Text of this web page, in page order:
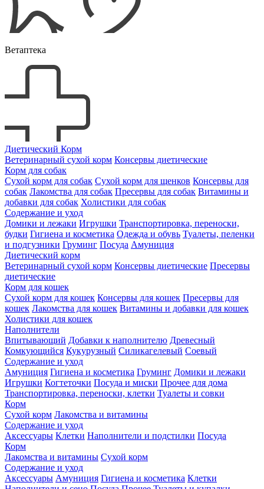
Ветаптека
Диетический Корм
Ветеринарный сухой корм Консервы диетические
Корм для собак
Сухой корм для собак Сухой корм для щенков Консервы для
собак Лакомства для собак Пресервы для собак Витамины и
добавки для собак Холистики для собак
Содержание и уход
Домики и лежаки Игрушки Транспортировка, переноски,
будки Гигиена и косметика Одежда и обувь Туалеты, пеленки
и подгузники Груминг Посуда Амуниция
Диетический корм
Ветеринарный сухой корм Консервы диетические Пресервы
диетические
Корм для кошек
Сухой корм для кошек Консервы для кошек Пресервы для
кошек Лакомства для кошек Витамины и добавки для кошек
Холистики для кошек
Наполнители
Впитывающий Добавки к наполнителю Древесный
Комкующийся Кукурузный Силикагелевый Соевый
Содержание и уход
Амуниция Гигиена и косметика Груминг Домики и лежаки
Игрушки Когтеточки Посуда и миски Прочее для дома
Транспортировка, переноски, клетки Туалеты и совки
Корм
Сухой корм Лакомства и витамины
Содержание и уход
Аксессуары Клетки Наполнители и подстилки Посуда
Корм
Лакомства и витамины Сухой корм
Содержание и уход
Аксессуары Амуниция Гигиена и косметика Клетки